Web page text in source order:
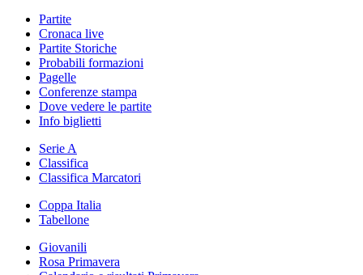
Partite
Cronaca live
Partite Storiche
Probabili formazioni
Pagelle
Conferenze stampa
Dove vedere le partite
Info biglietti
Serie A
Classifica
Classifica Marcatori
Coppa Italia
Tabellone
Giovanili
Rosa Primavera